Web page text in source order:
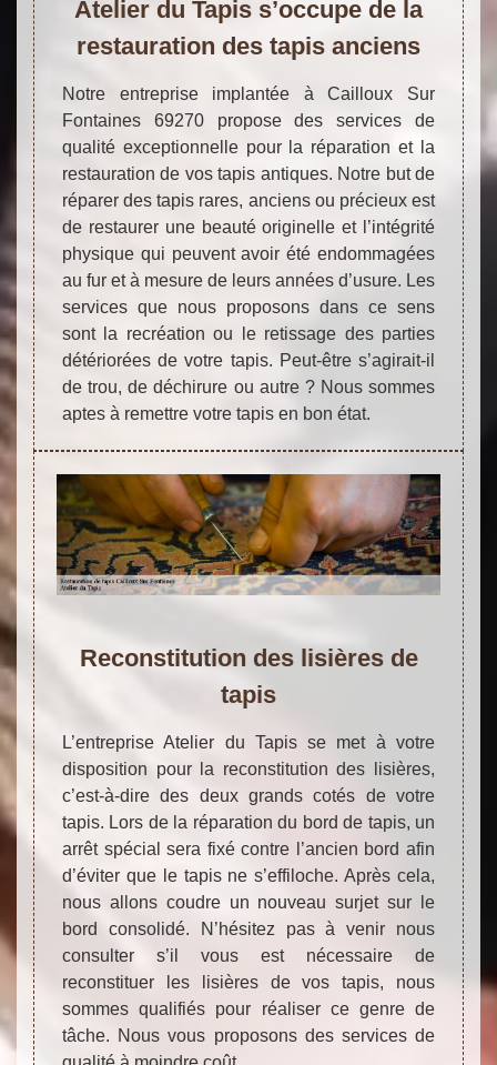
Atelier du Tapis s’occupe de la
restauration des tapis anciens
Notre entreprise implantée à Cailloux Sur
Fontaines 69270 propose des services de
qualité exceptionnelle pour la réparation et la
restauration de vos tapis antiques. Notre but de
réparer des tapis rares, anciens ou précieux est
de restaurer une beauté originelle et l’intégrité
physique qui peuvent avoir été endommagées
au fur et à mesure de leurs années d’usure. Les
services que nous proposons dans ce sens
sont la recréation ou le retissage des parties
détériorées de votre tapis. Peut-être s’agirait-il
de trou, de déchirure ou autre ? Nous sommes
aptes à remettre votre tapis en bon état.
Reconstitution des lisières de
tapis
L’entreprise Atelier du Tapis se met à votre
disposition pour la reconstitution des lisières,
c’est-à-dire des deux grands cotés de votre
tapis. Lors de la réparation du bord de tapis, un
arrêt spécial sera fixé contre l’ancien bord afin
d’éviter que le tapis ne s’effiloche. Après cela,
nous allons coudre un nouveau surjet sur le
bord consolidé. N’hésitez pas à venir nous
consulter s’il vous est nécessaire de
reconstituer les lisières de vos tapis, nous
sommes qualifiés pour réaliser ce genre de
tâche. Nous vous proposons des services de